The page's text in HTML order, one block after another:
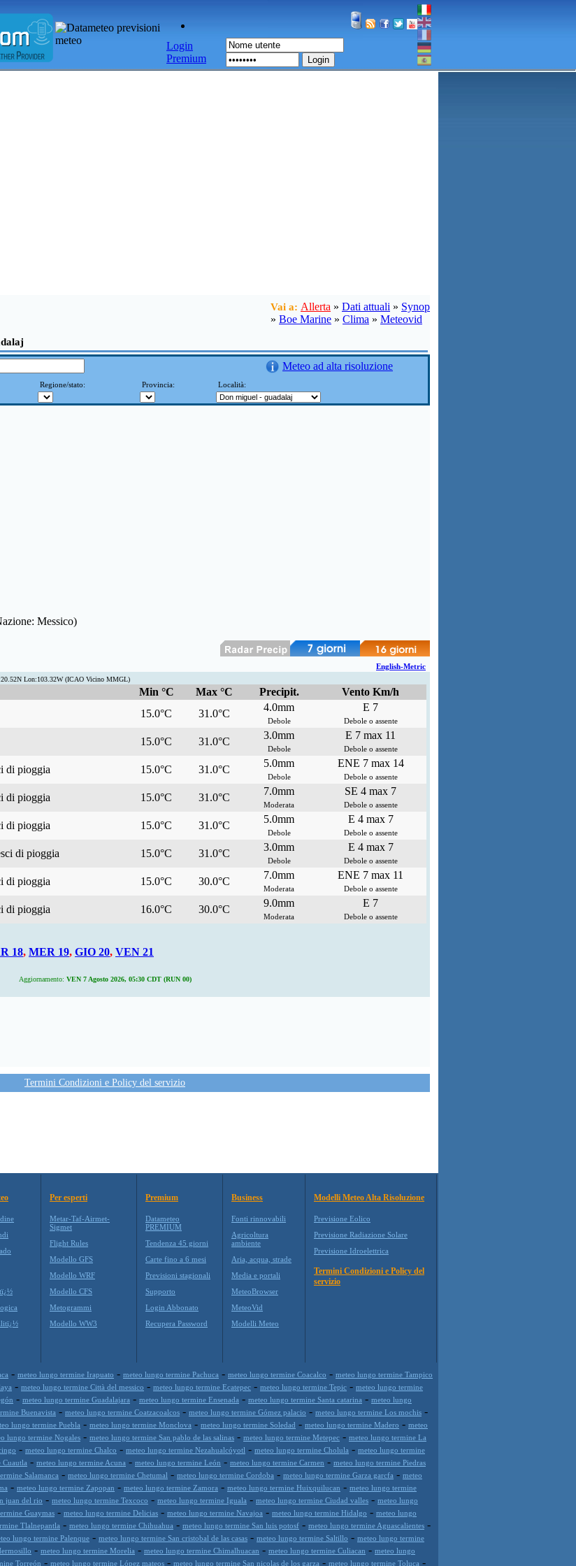
Login
Premium
Login
Vai a: Allerta » Dati attuali » Synop
» Boe Marine » Clima » Meteovid
Meteo ad alta risoluzione
Regione/stato: Provincia: Località:
Messico)
English-Metric
Lon:103.32W (ICAO Vicino MMGL)
Min °C Max °C Precipit.
Vento Km/h
15.0°C 31.0°C
4.0mm
Debole
E 7
Debole o assente
15.0°C 31.0°C
3.0mm
Debole
E 7 max 11
Debole o assente
di pioggia 15.0°C 31.0°C
5.0mm
Debole
ENE 7 max 14
Debole o assente
di pioggia 15.0°C 31.0°C
7.0mm
Moderata
SE 4 max 7
Debole o assente
di pioggia 15.0°C 31.0°C
5.0mm
Debole
E 4 max 7
Debole o assente
di pioggia 15.0°C 31.0°C
3.0mm
Debole
E 4 max 7
Debole o assente
di pioggia 15.0°C 30.0°C
7.0mm
Moderata
ENE 7 max 11
Debole o assente
di pioggia 16.0°C 30.0°C
9.0mm
Moderata
E 7
Debole o assente
18, MER 19, GIO 20, VEN 21
Aggiornamento: VEN 7 Agosto 2026, 05:30 CDT (RUN 00)
Termini Condizioni e Policy del servizio
Per esperti
Metar-Taf-Airmet-
Sigmet
Flight Rules
Modello GFS
Modello WRF
Modello CFS
Metogrammi
Modello WW3
Premium
Datameteo
PREMIUM
Tendenza 45 giorni
Carte fino a 6 mesi
Previsioni stagionali
Supporto
Login Abbonato
Recupera Password
Business
Fonti rinnovabili
Agricoltura
ambiente
Aria, acqua, strade
Media e portali
MeteoBrowser
MeteoVid
Modelli Meteo
Modelli Meteo Alta Risoluzione
Previsione Eolico
Previsione Radiazione Solare
Previsione Idroelettrica
Termini Condizioni e Policy del
servizio
- meteo lungo termine Irapuato - meteo lungo termine Pachuca - meteo lungo termine Coacalco - meteo lungo termine Tampico
- meteo lungo termine Città del messico - meteo lungo termine Ecatepec - meteo lungo termine Tepic - meteo lungo termine
- meteo lungo termine Guadalajara - meteo lungo termine Ensenada - meteo lungo termine Santa catarina - meteo lungo
Buenavista - meteo lungo termine Coatzacoalcos - meteo lungo termine Gómez palacio - meteo lungo termine Los mochis -
lungo termine Puebla - meteo lungo termine Monclova - meteo lungo termine Soledad - meteo lungo termine Madero - meteo
lungo termine Nogales - meteo lungo termine San pablo de las salinas - meteo lungo termine Metepec - meteo lungo termine La
- meteo lungo termine Chalco - meteo lungo termine Nezahualcóyotl - meteo lungo termine Cholula - meteo lungo termine
Cuautla - meteo lungo termine Acuna - meteo lungo termine León - meteo lungo termine Carmen - meteo lungo termine Piedras
Salamanca - meteo lungo termine Chetumal - meteo lungo termine Cordoba - meteo lungo termine Garza garcfa - meteo
- meteo lungo termine Zapopan - meteo lungo termine Zamora - meteo lungo termine Huixquilucan - meteo lungo termine
juan del rio - meteo lungo termine Texcoco - meteo lungo termine Iguala - meteo lungo termine Ciudad valles - meteo lungo
Guaymas - meteo lungo termine Delicias - meteo lungo termine Navajoa - meteo lungo termine Hidalgo - meteo lungo
Tlalnepantla - meteo lungo termine Chihuahua - meteo lungo termine San luis potosf - meteo lungo termine Aguascalientes -
lungo termine Palenque - meteo lungo termine San cristobal de las casas - meteo lungo termine Saltillo - meteo lungo termine
- meteo lungo termine Morelia - meteo lungo termine Chimalhuacan - meteo lungo termine Culiacan - meteo lungo
Torreón - meteo lungo termine López mateos - meteo lungo termine San nicolas de los garza - meteo lungo termine Toluca -